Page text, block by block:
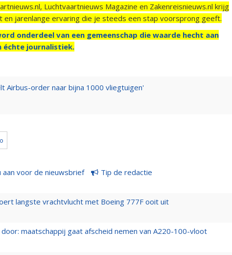
Luchtvaartnieuws Magazine en Zakenreisnieuws.nl krijg
jarenlange ervaring die je steeds een stap voorsprong geeft.
onderdeel van een gemeenschap die waarde hecht aan
journalistiek.
Airbus-order naar bijna 1000 vliegtuigen'
aan voor de nieuwsbrief Tip de redactie
langste vrachtvlucht met Boeing 777F ooit uit
door: maatschappij gaat afscheid nemen van A220-100-vloot